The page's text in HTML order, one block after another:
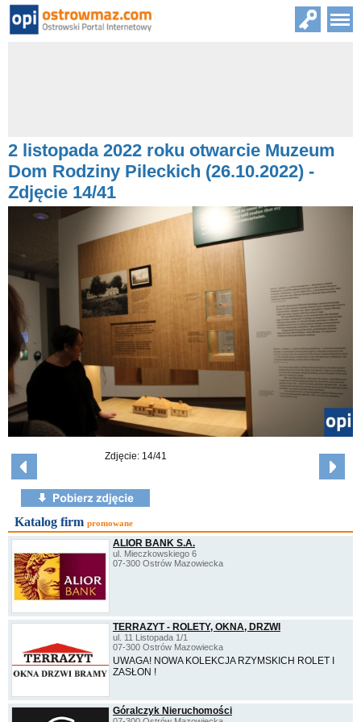
2 listopada 2022 roku otwarcie Muzeum
Dom Rodziny Pileckich (26.10.2022) -
Zdjęcie 14/41
Zdjęcie: 14/41
Katalog firm promowane
ALIOR BANK S.A.
ul. Mieczkowskiego 6
07-300 Ostrów Mazowiecka
TERRAZYT - ROLETY, OKNA, DRZWI
ul. 11 Listopada 1/1
07-300 Ostrów Mazowiecka
UWAGA! NOWA KOLEKCJA RZYMSKICH ROLET I
ZASŁON !
Góralczyk Nieruchomości